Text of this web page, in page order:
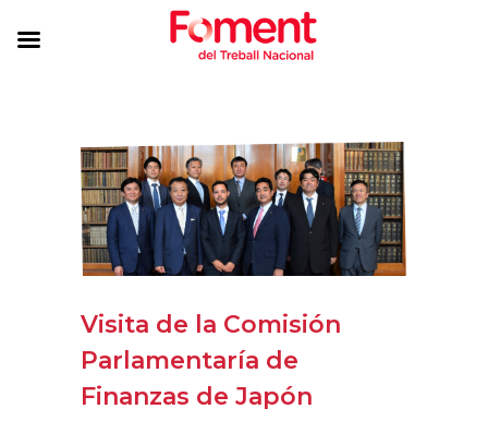
Visita de la Comisión
Parlamentaría de
Finanzas de Japón